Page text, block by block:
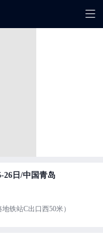
26日/中国青岛
铁站C出口西50米）